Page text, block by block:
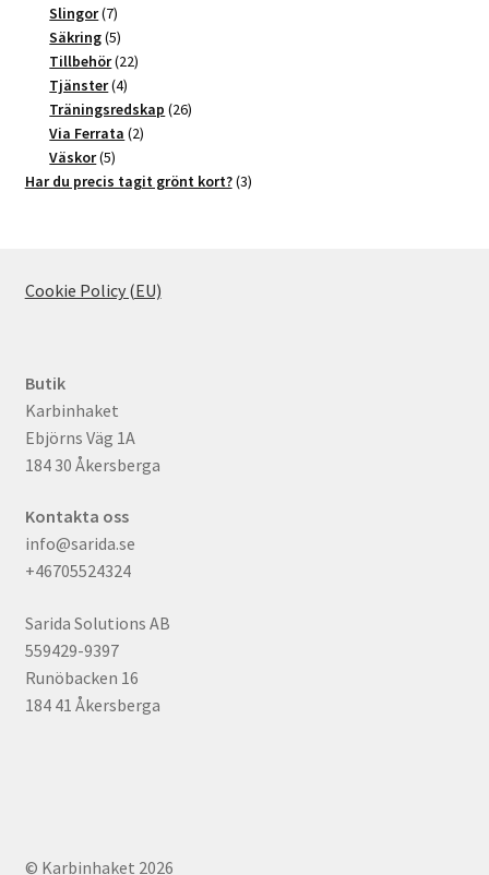
Slingor 77
produkter
Säkring 55
produkter
Tillbehör 2222
Tjänster 44
produkter
Träningsredskap 2626
Via Ferrata 22
Väskor 55
produkter
Har du precis tagit grönt kort? 33
Cookie Policy (EU)
Butik
Karbinhaket
Ebjörns Väg 1A
184 30 Åkersberga
Kontakta oss
info@sarida.se
+46705524324
Sarida Solutions AB
559429-9397
Runöbacken 16
184 41 Åkersberga
© Karbinhaket 2026